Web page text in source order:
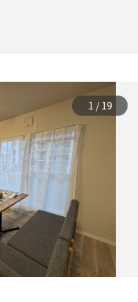
1 /19